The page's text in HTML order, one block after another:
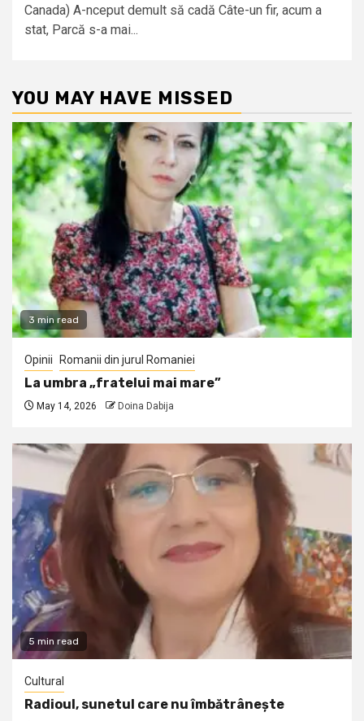
Canada) A-nceput demult să cadă Câte-un fir, acum a
stat, Parcă s-a mai...
YOU MAY HAVE MISSED
3 min read
Opinii Romanii din jurul Romaniei
La umbra „fratelui mai mare”
May 14, 2026 Doina Dabija
5 min read
Cultural
Radioul, sunetul care nu îmbătrânește